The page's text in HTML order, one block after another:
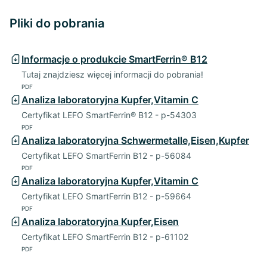
Pliki do pobrania
Informacje o produkcie SmartFerrin® B12
Tutaj znajdziesz więcej informacji do pobrania!
PDF
Analiza laboratoryjna Kupfer,Vitamin C
Certyfikat LEFO SmartFerrin® B12 - p-54303
PDF
Analiza laboratoryjna Schwermetalle,Eisen,Kupfer
Certyfikat LEFO SmartFerrin B12 - p-56084
PDF
Analiza laboratoryjna Kupfer,Vitamin C
Certyfikat LEFO SmartFerrin B12 - p-59664
PDF
Analiza laboratoryjna Kupfer,Eisen
Certyfikat LEFO SmartFerrin B12 - p-61102
PDF